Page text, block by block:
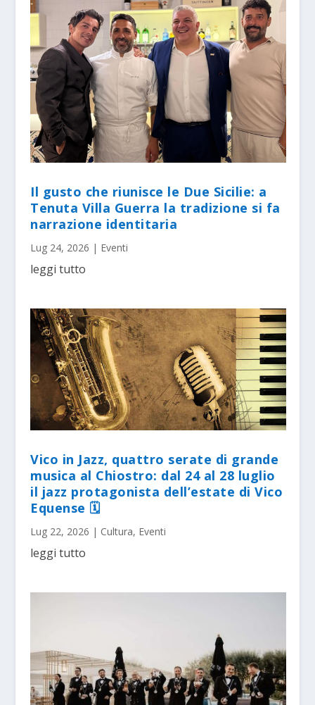
Il gusto che riunisce le Due Sicilie: a
Tenuta Villa Guerra la tradizione si fa
narrazione identitaria
Lug 24, 2026 | Eventi
leggi tutto
Vico in Jazz, quattro serate di grande
musica al Chiostro: dal 24 al 28 luglio
il jazz protagonista dell’estate di Vico
Equense 🗓
Lug 22, 2026 | Cultura, Eventi
leggi tutto